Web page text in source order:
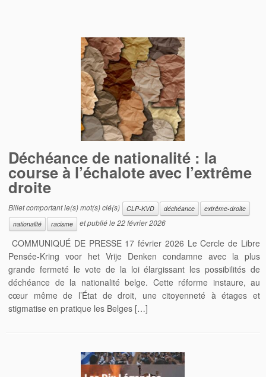
Déchéance de nationalité : la
course à l’échalote avec l’extrême
droite
Billet comportant le(s) mot(s) clé(s) CLP-KVD déchéance
extrême-droite
nationalité
racisme et publié le22 février 2026
COMMUNIQUÉ DE PRESSE 17 février 2026 Le Cercle de Libre
Pensée-Kring voor het Vrije Denken condamne avec la plus
grande fermeté le vote de la loi élargissant les possibilités de
déchéance de la nationalité belge. Cette réforme instaure, au
cœur même de l’État de droit, une citoyenneté à étages et
stigmatise en pratique les Belges […]